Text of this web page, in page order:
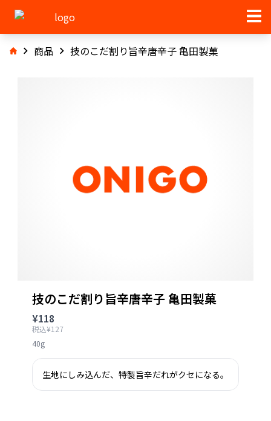
商品 技のこだ割り旨辛唐辛子 亀田製菓
技のこだ割り旨辛唐辛子 亀田製菓
¥118
税込¥127
40g
生地にしみ込んだ、特製旨辛だれがクセになる。